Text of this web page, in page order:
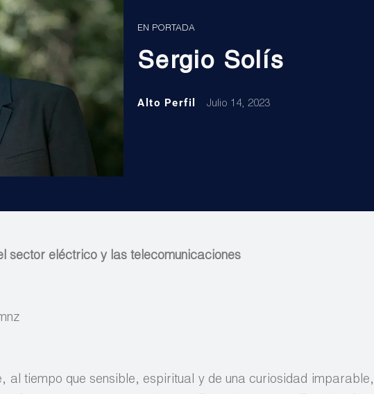
EN PORTADA
Sergio Solís
Alto Perfil Julio 14, 2023
sector eléctrico y las telecomunicaciones
al tiempo que sensible, espiritual y de una curiosidad